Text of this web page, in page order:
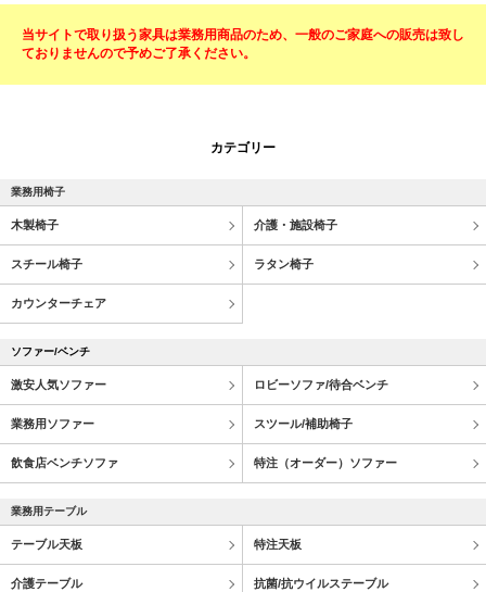
当サイトで取り扱う家具は業務用商品のため、一般のご家庭への販売は致し
ておりませんので予めご了承ください。
カテゴリー
業務用椅子
木製椅子 介護・施設椅子
スチール椅子 ラタン椅子
カウンターチェア
ソファー/ベンチ
激安人気ソファー ロビーソファ/待合ベンチ
業務用ソファー スツール/補助椅子
飲食店ベンチソファ 特注（オーダー）ソファー
業務用テーブル
テーブル天板 特注天板
介護テーブル 抗菌/抗ウイルステーブル